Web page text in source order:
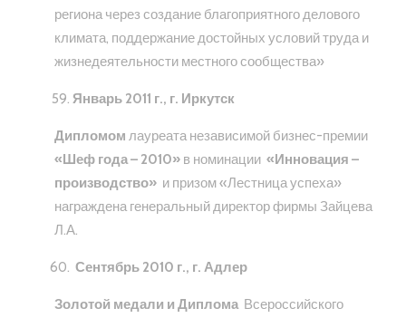
региона через создание благоприятного делового
климата, поддержание достойных условий труда и
жизнедеятельности местного сообщества»
Январь 2011 г., г. Иркутск
Дипломом лауреата независимой бизнес-премии
«Шеф года – 2010» в номинации «Инновация –
производство» и призом «Лестница успеха»
награждена генеральный директор фирмы Зайцева
Л.А.
Сентябрь 2010 г., г. Адлер
Золотой медали и ДипломаВсероссийского